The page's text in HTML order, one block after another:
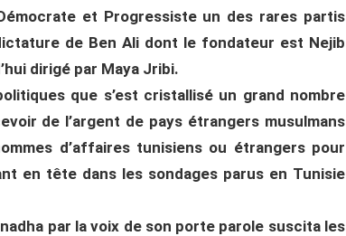
et Progressiste un des rares partis
de Ben Ali dont le fondateur est Nejib
dirigé par Maya Jribi.
que s’est cristallisé un grand nombre
de l’argent de pays étrangers musulmans
d’affaires tunisiens ou étrangers pour
en tête dans les sondages parus en Tunisie
par la voix de son porte parole suscita les